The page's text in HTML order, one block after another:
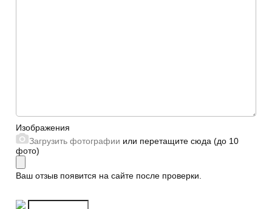
Изображения
Загрузить фотографии или перетащите сюда (до 10
фото)
Ваш отзыв появится на сайте после проверки.